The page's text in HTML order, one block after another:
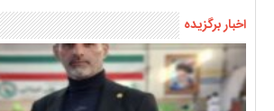
اخبار برگزیده